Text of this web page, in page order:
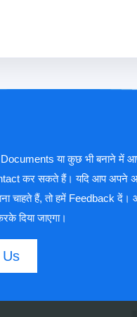
या कुछ भी बनाने में
कर सकते हैं। यदि आप अपने
चाहते हैं, तो हमें Feedback
दिया जाएगा।